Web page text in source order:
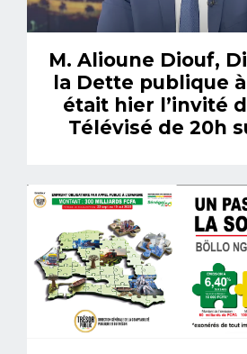
M. Alioune Diouf,
la Dette publique à
était hier l’invité
Télévisé de 20h